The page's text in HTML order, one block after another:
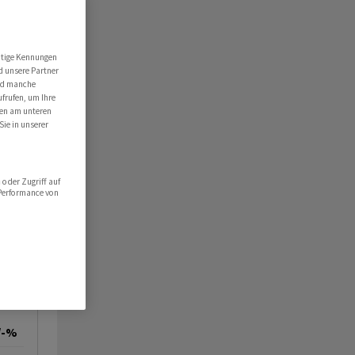
%
Kennungen
unsere Partner
manche
um Ihre
am unteren
in unserer
oder Zugriff auf
von